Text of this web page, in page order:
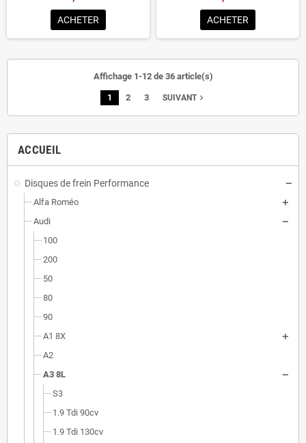
ACCUEIL
Disques de frein Performance
Alfa Roméo
Audi
100
200
50
80
90
A1 8X
A2
A3 8L
S3
1.9 Tdi 90cv
1.9 Tdi 130cv
ACHETER ACHETER
Affichage 1-12 de 36 article(s)
1 2 3 SUIVANTnavigate_next